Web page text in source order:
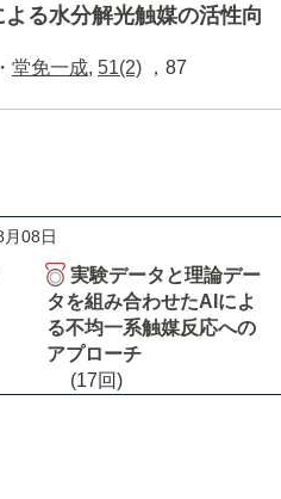
る水分解光触媒の活性向
・ 堂免一成, 51(2) ，87
08日
実験データと理論デー
タを組み合わせたAIによ
る不均一系触媒反応への
アプローチ
(17回)